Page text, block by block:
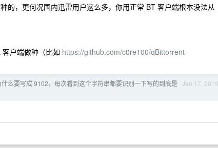
的，更何况国内迅雷用户这么多，你用正常 BT 客户端根本没法从
户端做种（比如 https://github.com/c0re100/qBittorrent-
Jan 17, 2019
么要写成 9102，每次看到这个字符串都要识别一下写的到底是